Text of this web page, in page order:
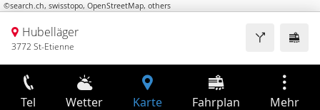
©search.ch, swisstopo, OpenStreetMap, others
Hubelläger
3772 St-Etienne
Tel Wetter Karte Fahrplan Mehr